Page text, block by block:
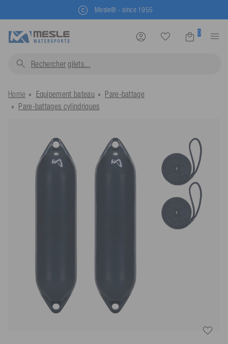
Mesle® - since 1955
0
Rechercher gilet
Home Equipement bateau
Pare-battage
Pare-battages cylindriques